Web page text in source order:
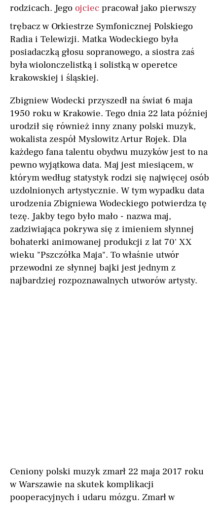
rodzicach. Jego ojciec pracował jako pierwszy
trębacz w Orkiestrze Symfonicznej Polskiego
Radia i Telewizji. Matka Wodeckiego była
posiadaczką głosu sopranowego, a siostra zaś
była wiolonczelistką i solistką w operetce
krakowskiej i śląskiej.
Zbigniew Wodecki przyszedł na świat 6 maja
1950 roku w Krakowie. Tego dnia 22 lata później
urodził się również inny znany polski muzyk,
wokalista zespół Myslowitz Artur Rojek. Dla
każdego fana talentu obydwu muzyków jest to na
pewno wyjątkowa data. Maj jest miesiącem, w
którym według statystyk rodzi się najwięcej osób
uzdolnionych artystycznie. W tym wypadku data
urodzenia Zbigniewa Wodeckiego potwierdza tę
tezę. Jakby tego było mało - nazwa maj,
zadziwiająca pokrywa się z imieniem słynnej
bohaterki animowanej produkcji z lat 70' XX
wieku "Pszczółka Maja". To właśnie utwór
przewodni ze słynnej bajki jest jednym z
najbardziej rozpoznawalnych utworów artysty.
Ceniony polski muzyk zmarł 22 maja 2017 roku
w Warszawie na skutek komplikacji
pooperacyjnych i udaru mózgu. Zmarł w